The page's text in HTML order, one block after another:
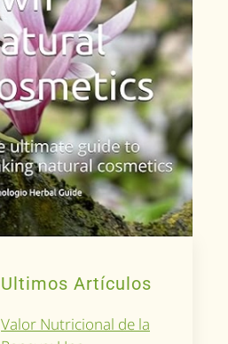
Ultimos Artículos
Valor Nutricional de la